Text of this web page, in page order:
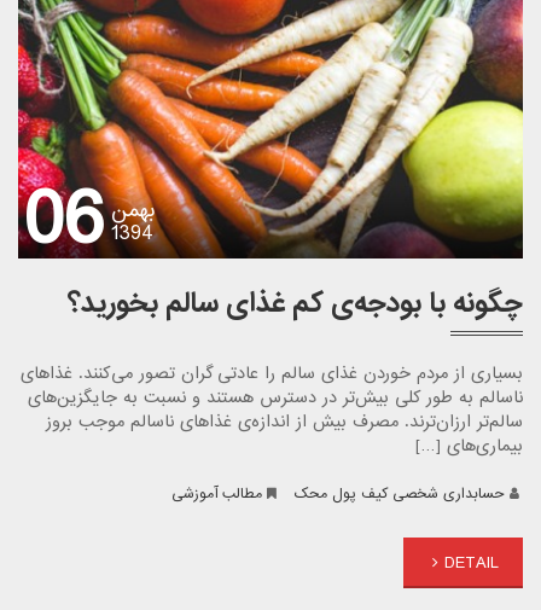
06بهمن
1394
چگونه با بودجه‌ی کم غذای سالم بخورید؟
بسیاری از مردم خوردن غذای سالم را عادتی گران تصور می‌کنند. غذاهای
ناسالم به طور کلی بیش‌تر در دسترس هستند و نسبت به جایگزین‌های
سالم‌تر ارزان‌ترند. مصرف بیش از اندازه‌ی غذاهای ناسالم موجب بروز
بیماری‌های […]
حسابداری شخصی کیف پول محک مطالب آموزشی
DETAIL